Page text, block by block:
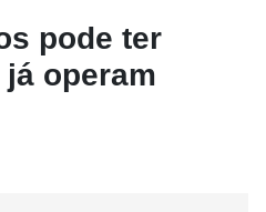
pode ter
operam